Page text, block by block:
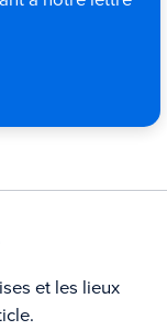
et les lieux